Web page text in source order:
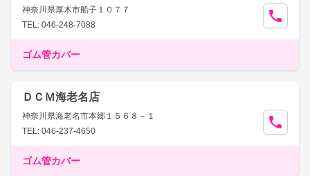
神奈川県厚木市船子１０７７
TEL: 046-248-7088
ゴム管カバー
ＤＣＭ海老名店
神奈川県海老名市本郷１５６８－１
TEL: 046-237-4650
ゴム管カバー